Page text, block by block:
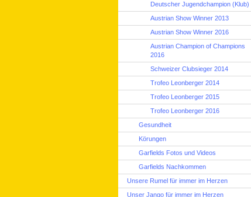
Deutscher Jugendchampion (Klub)
Austrian Show Winner 2013
Austrian Show Winner 2016
Austrian Champion of Champions
2016
Schweizer Clubsieger 2014
Trofeo Leonberger 2014
Trofeo Leonberger 2015
Trofeo Leonberger 2016
Gesundheit
Körungen
Garfields Fotos und Videos
Garfields Nachkommen
Unsere Rumel für immer im Herzen
Unser Jango für immer im Herzen